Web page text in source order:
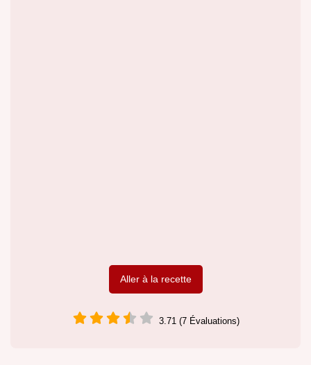
Aller à la recette
3.71 (7 Évaluations)